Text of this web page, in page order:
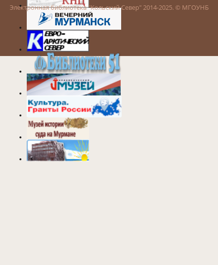
Электронная библиотека "Кольский Север" 2014-2025. © МГОУНБ